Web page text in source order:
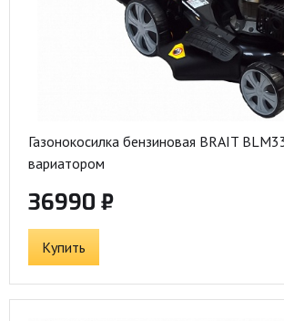
Газонокосилка бензиновая BRAIT
вариатором
36990 ₽
Купить